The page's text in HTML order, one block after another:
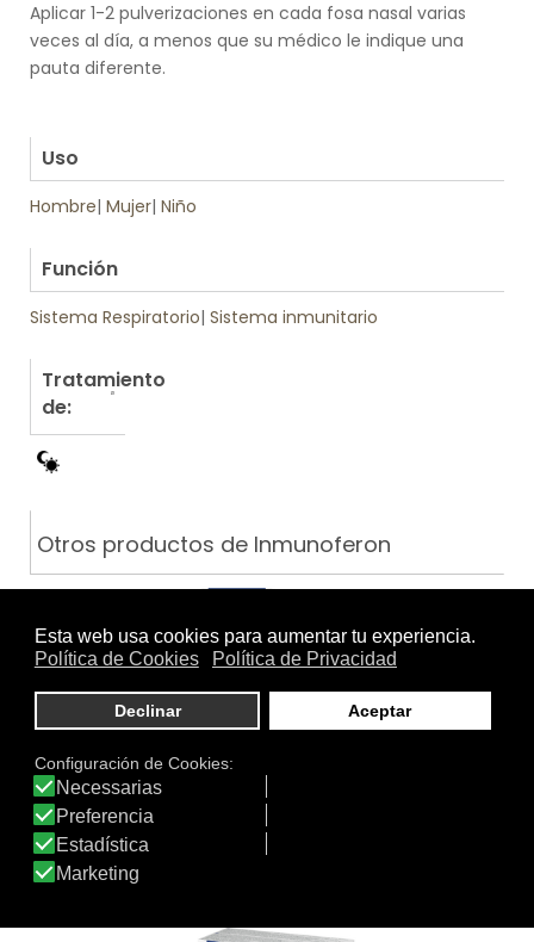
Aplicar 1-2 pulverizaciones en cada fosa nasal varias
veces al día, a menos que su médico le indique una
pauta diferente.
Uso
Hombre| Mujer| Niño
Función
Sistema Respiratorio| Sistema inmunitario
Tratamiento
de:
Otros productos de Inmunoferon
INMUNOFERON FLULENZA…